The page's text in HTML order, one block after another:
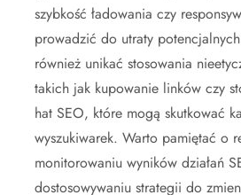
szybkość ładowania czy
prowadzić do utraty
również unikać stosowania
takich jak kupowanie linków czy
hat SEO, które mogą skutkować
wyszukiwarek. Warto pamiętać o
monitorowaniu wyników działań
dostosowywaniu strategii do